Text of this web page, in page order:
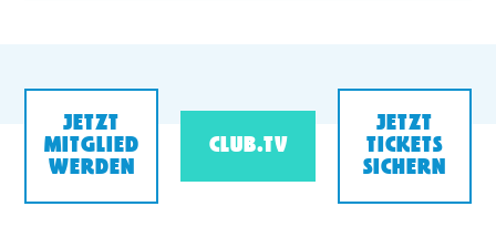
JETZT
MITGLIED
WERDEN
CLUB.TV
JETZT
TICKETS
SICHERN